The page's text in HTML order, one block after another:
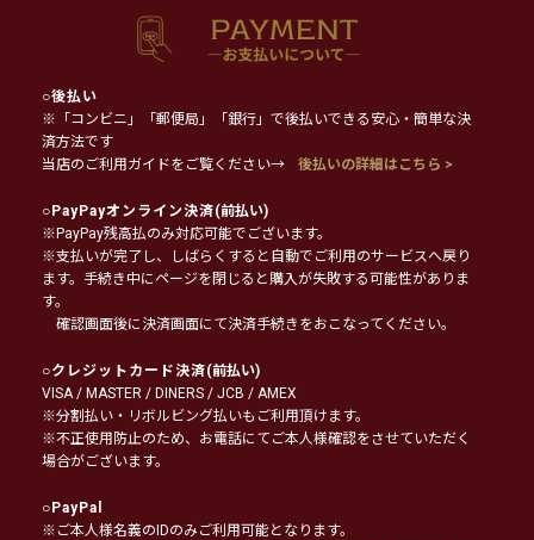
○後払い
※「コンビニ」「郵便局」「銀行」で後払いできる安心・簡単な決
済方法です
当店のご利用ガイドをご覧ください→
後払いの詳細はこちら >
○PayPayオンライン決済(前払い)
※PayPay残高払のみ対応可能でございます。
※支払いが完了し、しばらくすると自動でご利用のサービスへ戻り
ます。手続き中にページを閉じると購入が失敗する可能性がありま
す。
確認画面後に決済画面にて決済手続きをおこなってください。
○クレジットカード決済(前払い)
VISA / MASTER / DINERS / JCB / AMEX
※分割払い・リボルビング払いもご利用頂けます。
※不正使用防止のため、お電話にてご本人様確認をさせていただく
場合がございます。
○PayPal
※ご本人様名義のIDのみご利用可能となります。